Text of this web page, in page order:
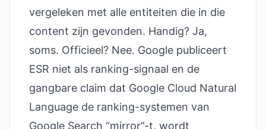
vergeleken met alle entiteiten die in die
content zijn gevonden. Handig? Ja,
soms. Officieel? Nee. Google publiceert
ESR niet als ranking-signaal en de
gangbare claim dat Google Cloud Natural
Language de ranking-systemen van
Google Search “mirror”-t, wordt